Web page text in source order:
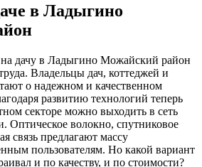
в Ладыгино
дачу в Ладыгино Можайский район
Владельцы дач, коттеджей и
о надежном и качественном
развитию технологий теперь
секторе можно выходить в сеть
Оптическое волокно, спутниковое
связь предлагают массу
пользователям. Но какой вариант
и по качеству, и по стоимости?